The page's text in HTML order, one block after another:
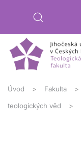
Úvod Fakulta
teologických věd